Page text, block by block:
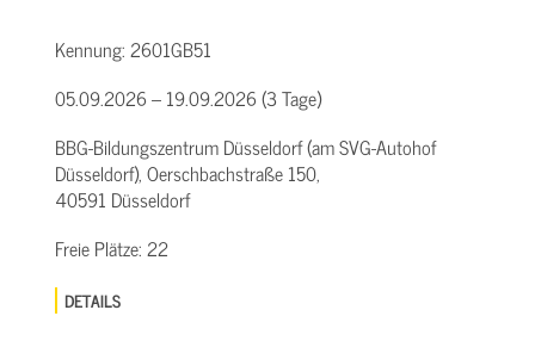
Kennung:2601GB51
05.09.2026 – 19.09.2026 (3 Tage)
BBG-Bildungszentrum Düsseldorf (am SVG-Autohof
Düsseldorf), Oerschbachstraße 150,
40591 Düsseldorf
Freie Plätze:22
DETAILS